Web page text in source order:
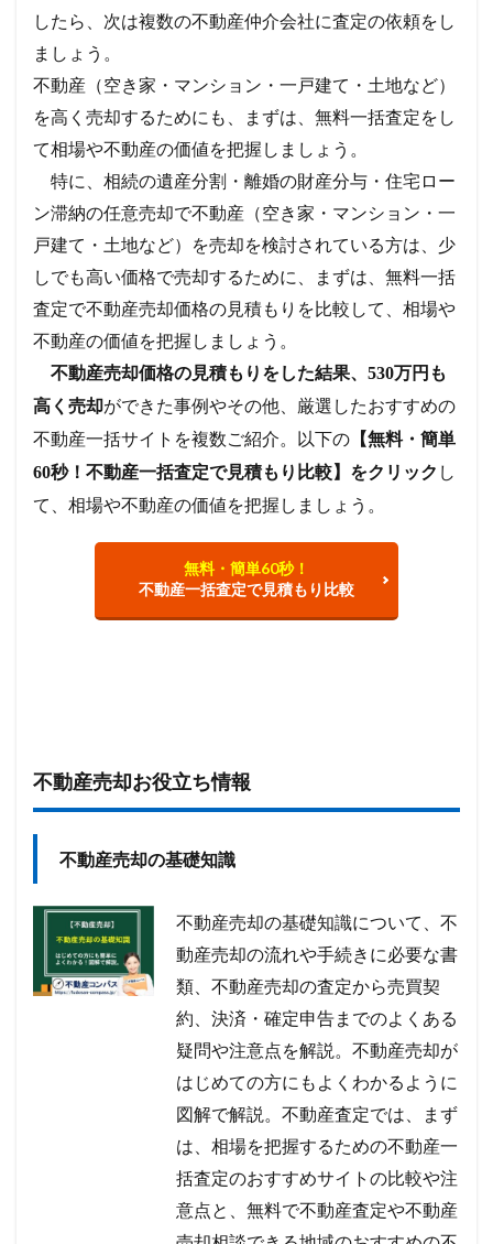
したら、次は複数の不動産仲介会社に査定の依頼をし
ましょう。
不動産（空き家・マンション・一戸建て・土地など）
を高く売却するためにも、まずは、無料一括査定をし
て相場や不動産の価値を把握しましょう。
特に、相続の遺産分割・離婚の財産分与・住宅ロー
ン滞納の任意売却で不動産（空き家・マンション・一
戸建て・土地など）を売却を検討されている方は、少
しでも高い価格で売却するために、まずは、無料一括
査定で不動産売却価格の見積もりを比較して、相場や
不動産の価値を把握しましょう。
不動産売却価格の見積もりをした結果、530万円も
高く売却ができた事例やその他、厳選したおすすめの
不動産一括サイトを複数ご紹介。以下の 【無料・簡単
60秒！不動産一括査定で見積もり比較】をクリック し
て、相場や不動産の価値を把握しましょう。
無料・簡単60秒！
不動産一括査定で見積もり比較
不動産売却お役立ち情報
不動産売却の基礎知識
不動産売却の基礎知識について、不
動産売却の流れや手続きに必要な書
類、不動産売却の査定から売買契
約、決済・確定申告までのよくある
疑問や注意点を解説。不動産売却が
はじめての方にもよくわかるように
図解で解説。不動産査定では、まず
は、相場を把握するための不動産一
括査定のおすすめサイトの比較や注
意点と、無料で不動産査定や不動産